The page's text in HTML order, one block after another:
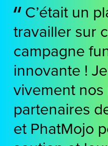
C’était un
travailler sur
campagne
innovante !
vivement
partenaires
et PhatMojo